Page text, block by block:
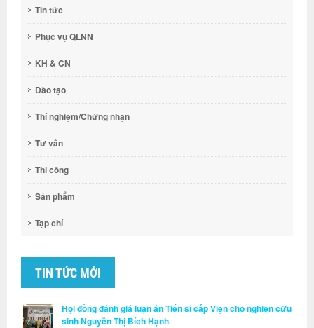
Tin tức
Phục vụ QLNN
KH & CN
Đào tạo
Thí nghiệm/Chứng nhận
Tư vấn
Thi công
Sản phẩm
Tạp chí
TIN TỨC MỚI
Hội đồng đánh giá luận án Tiến sĩ cấp Viện cho nghiên cứu
sinh Nguyễn Thị Bích Hạnh